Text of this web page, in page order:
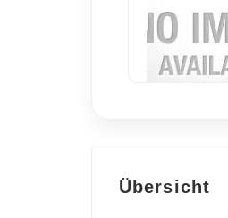
Übersicht